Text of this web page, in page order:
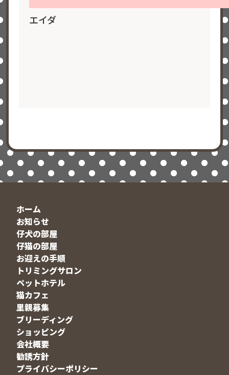
エイダ
ホーム
お知らせ
仔犬の部屋
仔猫の部屋
お迎えの手順
トリミングサロン
ペットホテル
猫カフェ
里親募集
ブリーディング
ショッピング
会社概要
勧誘方針
プライバシーポリシー